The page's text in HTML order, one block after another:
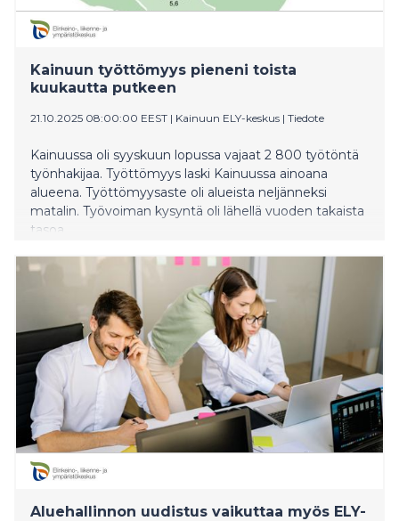
Kainuun työttömyys pieneni toista
kuukautta putkeen
21.10.2025 08:00:00 EEST | Kainuun ELY-keskus | Tiedote
Kainuussa oli syyskuun lopussa vajaat 2 800 työtöntä
työnhakijaa. Työttömyys laski Kainuussa ainoana
alueena. Työttömyysaste oli alueista neljänneksi
matalin. Työvoiman kysyntä oli lähellä vuoden takaista
tasoa.
Aluehallinnon uudistus vaikuttaa myös ELY-